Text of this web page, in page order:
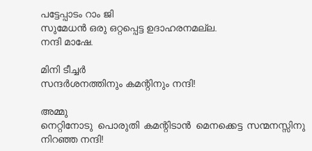
പട്ടേപ്പാടം റാം ജി
സുമേധൻ ഒരു ഒറ്റപ്പെട്ട ഉദാഹരനമല്ല.
നന്ദി മാഷേ.
മിനി ടീച്ചർ
സന്ദർശനത്തിനും കമന്റിനും നന്ദി!
അമ്മു
നെറ്റിനോടു പൊരുതി കമന്റിടാൻ മെനക്കെട്ട സന്മനസ്സിനു
നിറഞ്ഞ നന്ദി!